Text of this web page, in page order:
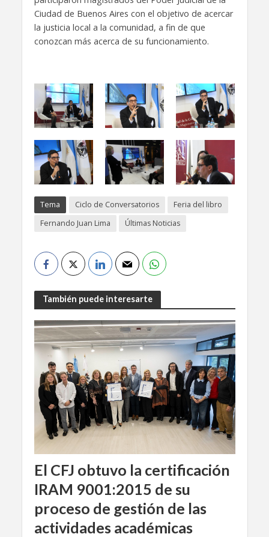
Ciudad de Buenos Aires con el objetivo de acercar
la justicia local a la comunidad, a fin de que
conozcan más acerca de su funcionamiento.
Tema Ciclo de Conversatorios
Feria del libro
Fernando Juan Lima
Últimas Noticias
También puede interesarte
El CFJ obtuvo la certificación
IRAM 9001:2015 de su
proceso de gestión de las
actividades académicas